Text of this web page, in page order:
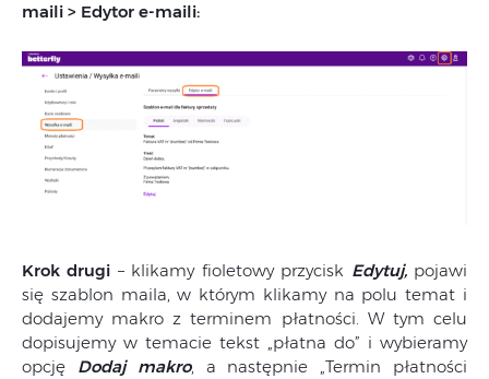
maili > Edytor e-maili:
Krok drugi – klikamy fioletowy przycisk Edytuj,pojawi
się szablon maila, w którym klikamy na polu temat i
dodajemy makro z terminem płatności. W tym celu
dopisujemy w temacie tekst „płatna do” i wybieramy
opcję Dodaj makro, a następnie „Termin płatności